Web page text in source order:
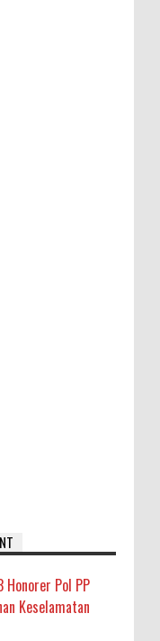
Honorer Pol PP
Keselamatan